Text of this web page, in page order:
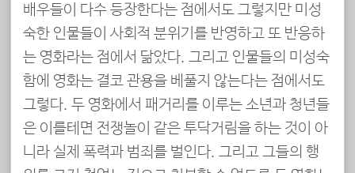
배우들이 다수 등장한다는 점에서도 그렇지만 미성
숙한 인물들이 사회적 분위기를 반영하고 또 반응하
는 영화라는 점에서 닮았다. 그리고 인물들의 미성숙
함에 영화는 결코 관용을 베풀지 않는다는 점에서도
그렇다. 두 영화에서 패거리를 이루는 소년과 청년들
은 이를테면 전쟁놀이 같은 투닥거림을 하는 것이 아
니라 실제 폭력과 범죄를 벌인다. 그리고 그들의 행